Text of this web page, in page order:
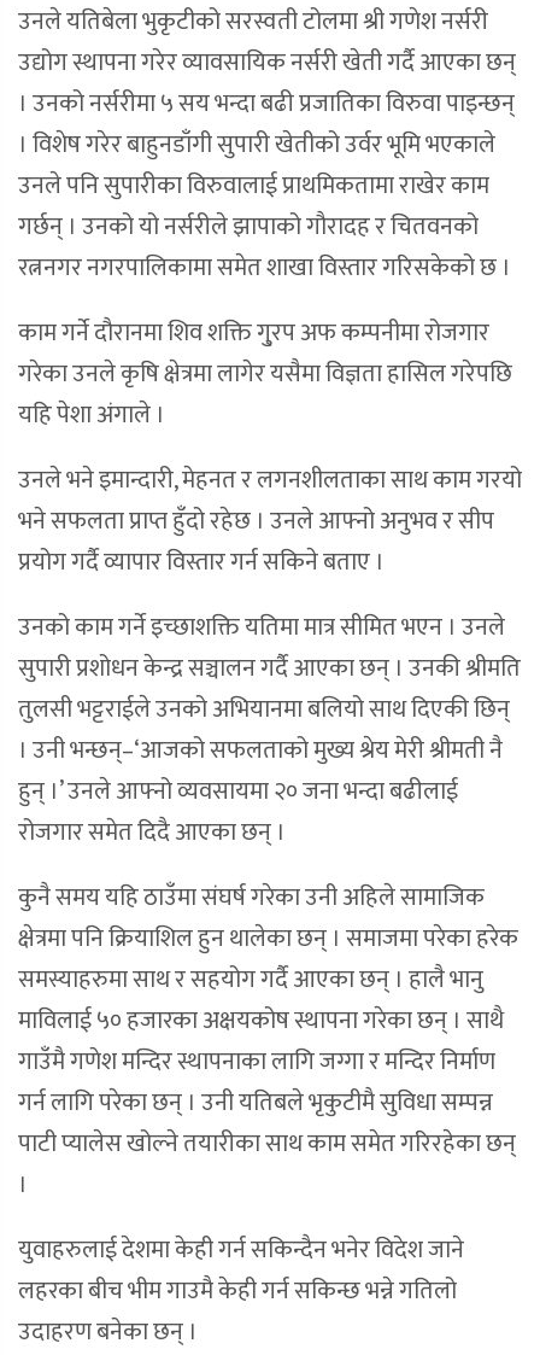
उनले यतिबेला भुकृटीको सरस्वती टोलमा श्री गणेश नर्सरी
उद्योग स्थापना गरेर व्यावसायिक नर्सरी खेती गर्दै आएका छन्
। उनको नर्सरीमा ५ सय भन्दा बढी प्रजातिका विरुवा पाइन्छन्
। विशेष गरेर बाहुनडाँगी सुपारी खेतीको उर्वर भूमि भएकाले
उनले पनि सुपारीका विरुवालाई प्राथमिकतामा राखेर काम
गर्छन् । उनको यो नर्सरीले झापाको गौरादह र चितवनको
रत्ननगर नगरपालिकामा समेत शाखा विस्तार गरिसकेको छ ।
काम गर्ने दौरानमा शिव शक्ति गु्रप अफ कम्पनीमा रोजगार
गरेका उनले कृषि क्षेत्रमा लागेर यसैमा विज्ञता हासिल गरेपछि
यहि पेशा अंगाले ।
उनले भने इमान्दारी, मेहनत र लगनशीलताका साथ काम गरयो
भने सफलता प्राप्त हुँदो रहेछ । उनले आफ्नो अनुभव र सीप
प्रयोग गर्दै व्यापार विस्तार गर्न सकिने बताए ।
उनको काम गर्ने इच्छाशक्ति यतिमा मात्र सीमित भएन । उनले
सुपारी प्रशोधन केन्द्र सञ्चालन गर्दै आएका छन् । उनकी श्रीमति
तुलसी भट्टराईले उनको अभियानमा बलियो साथ दिएकी छिन्
। उनी भन्छन्–‘आजको सफलताको मुख्य श्रेय मेरी श्रीमती नै
हुन् ।’ उनले आफ्नो व्यवसायमा २० जना भन्दा बढीलाई
रोजगार समेत दिदै आएका छन् ।
कुनै समय यहि ठाउँमा संघर्ष गरेका उनी अहिले सामाजिक
क्षेत्रमा पनि क्रियाशिल हुन थालेका छन् । समाजमा परेका हरेक
समस्याहरुमा साथ र सहयोग गर्दै आएका छन् । हालै भानु
माविलाई ५० हजारका अक्षयकोष स्थापना गरेका छन् । साथै
गाउँमै गणेश मन्दिर स्थापनाका लागि जग्गा र मन्दिर निर्माण
गर्न लागि परेका छन् । उनी यतिबले भृकुटीमै सुविधा सम्पन्न
पाटी प्यालेस खोल्ने तयारीका साथ काम समेत गरिरहेका छन्
।
युवाहरुलाई देशमा केही गर्न सकिन्दैन भनेर विदेश जाने
लहरका बीच भीम गाउमै केही गर्न सकिन्छ भन्ने गतिलो
उदाहरण बनेका छन् ।